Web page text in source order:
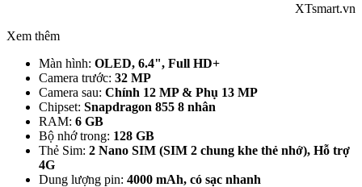
XTsmart.vn
Xem thêm
Màn hình: OLED, 6.4", Full HD+
Camera trước: 32 MP
Camera sau: Chính 12 MP & Phụ 13 MP
Chipset: Snapdragon 855 8 nhân
RAM: 6 GB
Bộ nhớ trong: 128 GB
Thẻ Sim: 2 Nano SIM (SIM 2 chung khe thẻ nhớ), Hỗ trợ
4G
Dung lượng pin: 4000 mAh, có sạc nhanh